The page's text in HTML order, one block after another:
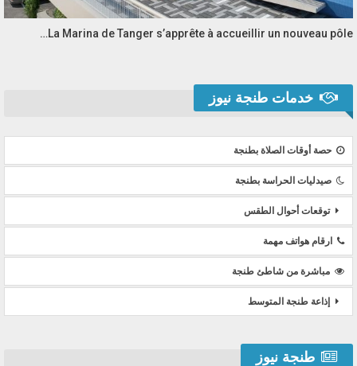
La Marina de Tanger s’apprête à accueillir un nouveau pôle…
خدمات طنجة نيوز
حصة أوقات الصلاة بطنجة
صيدليات الحراسة بطنجة
توقعات أحوال الطقس
ارقام هواتف مهمة
مباشرة من شاطئ طنجة
إذاعة طنجة المتوسط
طنجة نيوز